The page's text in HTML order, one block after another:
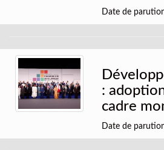
Date de
:
cadre
Date de